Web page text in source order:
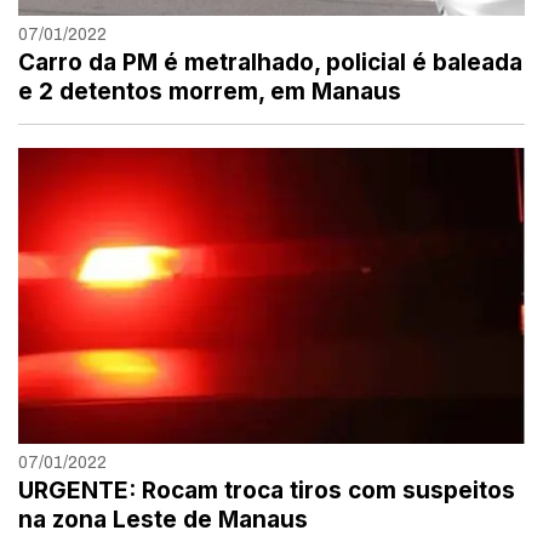
07/01/2022
Carro da PM é metralhado, policial é baleada
e 2 detentos morrem, em Manaus
07/01/2022
URGENTE: Rocam troca tiros com suspeitos
na zona Leste de Manaus